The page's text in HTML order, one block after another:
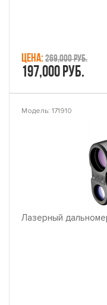
Цена: 269,000 руб.
197,000 руб.
Модель: 171910
Лазерный